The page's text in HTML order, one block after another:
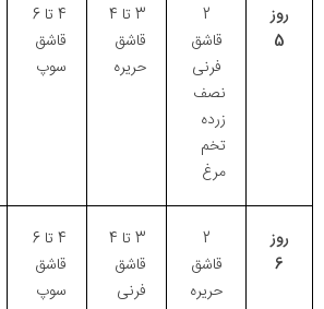
روز
5
2
قاشق
فرنی
نصف
زرده
تخم
مرغ
3 تا 4
قاشق
حریره
4 تا 6
قاشق
سوپ
روز
6
2
قاشق
حریره
3 تا 4
قاشق
فرنی
4 تا 6
قاشق
سوپ